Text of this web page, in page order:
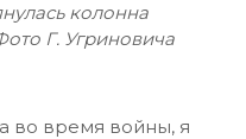
колонна
Г. Угриновича
во время войны, я